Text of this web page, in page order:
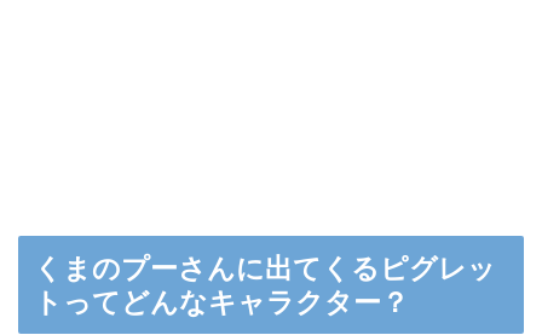
くまのプーさんに出てくるピグレッ
トってどんなキャラクター？